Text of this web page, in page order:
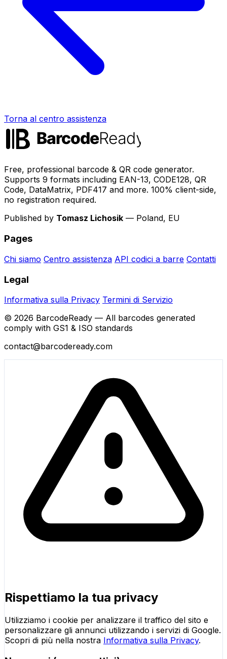
Torna al centro assistenza
Free, professional barcode & QR code generator.
Supports 9 formats including EAN-13, CODE128, QR
Code, DataMatrix, PDF417 and more. 100% client-side,
no registration required.
Published by Tomasz Lichosik — Poland, EU
Pages
Chi siamo Centro assistenza API codici a barre Contatti
Legal
Informativa sulla Privacy Termini di Servizio
© 2026 BarcodeReady — All barcodes generated
comply with GS1 & ISO standards
contact@barcodeready.com
Rispettiamo la tua privacy
Utilizziamo i cookie per analizzare il traffico del sito e
personalizzare gli annunci utilizzando i servizi di Google.
Scopri di più nella nostra Informativa sulla Privacy.